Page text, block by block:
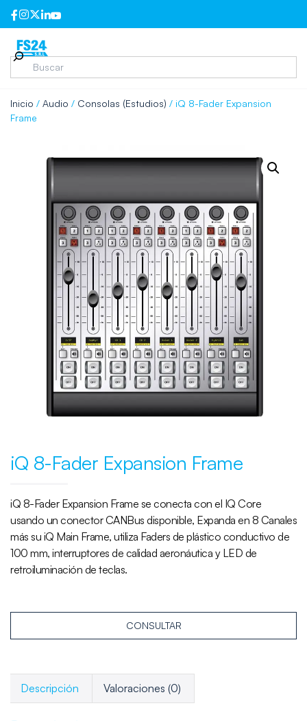
Inicio / Audio / Consolas (Estudios) / iQ 8-Fader Expansion
Frame
iQ 8-Fader Expansion Frame
iQ 8-Fader Expansion Frame se conecta con el IQ Core
usando un conector CANBus disponible, Expanda en 8 Canales
más su iQ Main Frame, utiliza Faders de plástico conductivo de
100 mm, interruptores de calidad aeronáutica y LED de
retroiluminación de teclas.
CONSULTAR
Descripción Valoraciones (0)